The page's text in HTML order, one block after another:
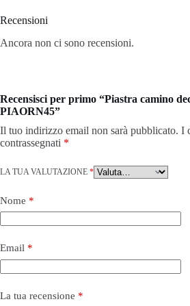
Recensioni
Ancora non ci sono recensioni.
Recensisci per primo “Piastra camino
PIAORN45”
Il tuo indirizzo email non sarà pubblicato. I
contrassegnati *
LA TUA VALUTAZIONE *
Nome *
Email *
La tua recensione *